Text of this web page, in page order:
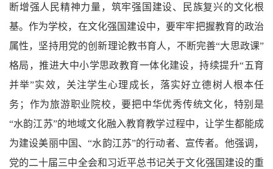
断增强人民精神力量，筑牢强国建设、民族复兴的文化根
基。作为学校，在文化强国建设中，要牢牢把握教育的政治
属性，坚持用党的创新理论教书育人，不断完善“大思政课”
格局，推进大中小学思政教育一体化建设，持续提升“五育
并举”实效，关注学生心理成长，落实好立德树人根本任
务；作为旅游职业院校，要把中华优秀传统文化，特别是
“水韵江苏”的地域文化融入教育教学过程中，让学生都能成
为建设美丽中国、“水韵江苏”的行动者、宣传者。他强调，
党的二十届三中全会和习近平总书记关于文化强国建设的重